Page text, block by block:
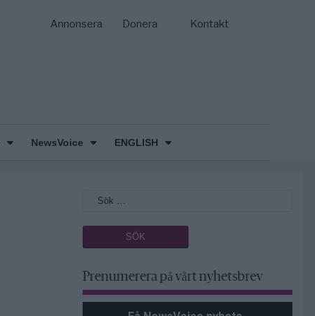
Annonsera Donera Kontakt
NewsVoice ENGLISH
Prenumerera på vårt nyhetsbrev